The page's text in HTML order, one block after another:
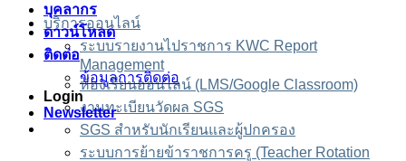
บริการออนไลน์
ระบบรายงานไปราชการ KWC Report
Management
ห้องเรียนออนไลน์ (LMS/Google Classroom)
งานทะเบียนวัดผล SGS
SGS สำหรับนักเรียนและผู้ปกครอง
ระบบการย้ายข้าราชการครู (Teacher Rotation
บุคลากร
ดาวน์โหลด
ติดต่อ
ข้อมูลการติดต่อ
Login
Newsletter